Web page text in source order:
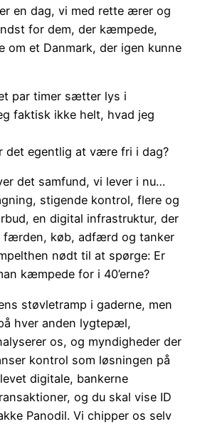
en dag, vi med rette ærer og
for dem, der kæmpede,
om et Danmark, der igen kunne
par timer sætter lys i
faktisk ikke helt, hvad jeg
det egentlig at være fri i dag?
det samfund, vi lever i nu…
stigende kontrol, flere og
en digital infrastruktur, der
færden, køb, adfærd og tanker
nødt til at spørge: Er
kæmpede for i 40’erne?
støvletramp i gaderne, men
hver anden lygtepæl,
os, og myndigheder der
kontrol som løsningen på
digitale, bankerne
og du skal vise ID
Panodil. Vi chipper os selv